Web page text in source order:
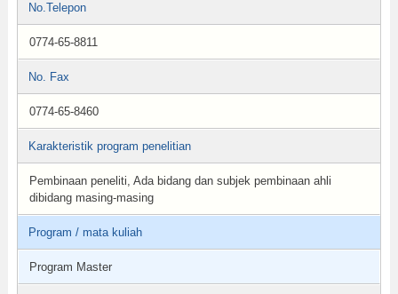
No.Telepon
0774-65-8811
No. Fax
0774-65-8460
Karakteristik program penelitian
Pembinaan peneliti, Ada bidang dan subjek pembinaan ahli
dibidang masing-masing
Program / mata kuliah
Program Master